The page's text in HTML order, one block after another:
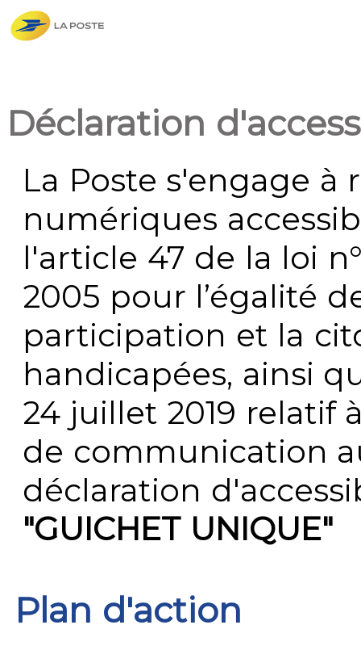
Déclaration
La Poste s'engage à
numériques
l'article 47 de la loi
2005 pour l’égalité
participation et la
handicapées, ainsi
24 juillet 2019 relatif
de communication
déclaration
"GUICHET UNIQUE"
Plan d'action